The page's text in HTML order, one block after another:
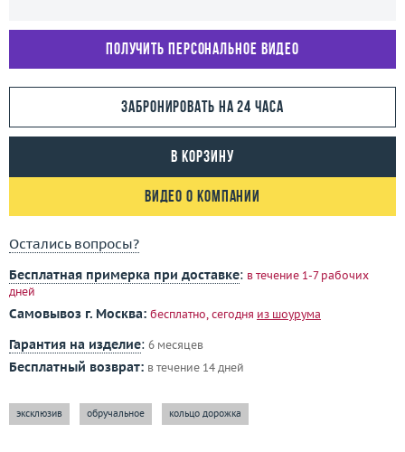
Получить персональное видео
Забронировать на 24 часа
В корзину
Видео о компании
Остались вопросы?
Бесплатная примерка при доставке: в течение 1-7 рабочих
дней
Самовывоз г. Москва: бесплатно, сегодня из шоурума
Гарантия на изделие: 6 месяцев
Бесплатный возврат: в течение 14 дней
эксклюзив обручальное кольцо дорожка